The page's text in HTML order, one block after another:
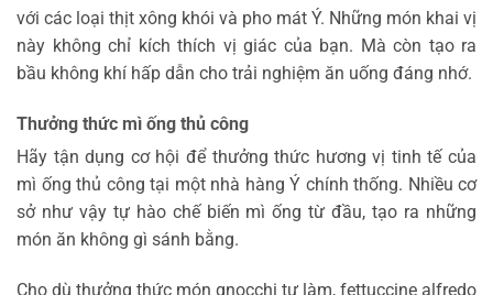
với các loại thịt xông khói và pho mát Ý. Những món khai vị
này không chỉ kích thích vị giác của bạn. Mà còn tạo ra
bầu không khí hấp dẫn cho trải nghiệm ăn uống đáng nhớ.
Thưởng thức mì ống thủ công
Hãy tận dụng cơ hội để thưởng thức hương vị tinh tế của
mì ống thủ công tại một nhà hàng Ý chính thống. Nhiều cơ
sở như vậy tự hào chế biến mì ống từ đầu, tạo ra những
món ăn không gì sánh bằng.
Cho dù thưởng thức món gnocchi tự làm, fettuccine alfredo